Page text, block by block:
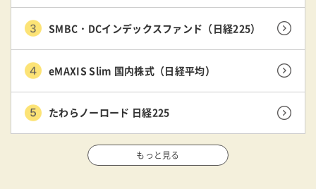
SMBC・DCインデックスファンド（日経225）
eMAXIS Slim 国内株式（日経平均）
たわらノーロード 日経225
もっと見る